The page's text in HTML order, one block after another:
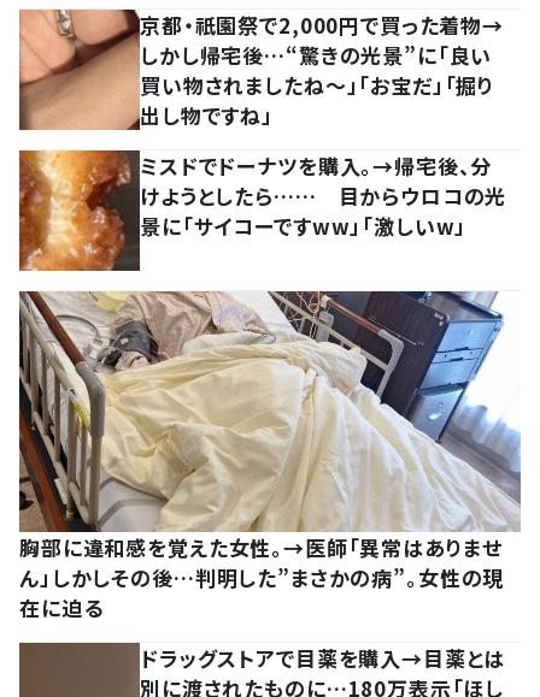
京都・祇園祭で2,000円で買った着物→
しかし帰宅後…“驚きの光景”に「良い
買い物されましたね～」「お宝だ」「掘り
出し物ですね」
ミスドでドーナツを購入。→帰宅後、分
けようとしたら…… 目からウロコの光
景に「サイコーですww」「激しいw」
胸部に違和感を覚えた女性。→医師「異常はありませ
ん」しかしその後…判明した”まさかの病”。女性の現
在に迫る
ドラッグストアで目薬を購入→目薬とは
別に渡されたものに…180万表示「ほし